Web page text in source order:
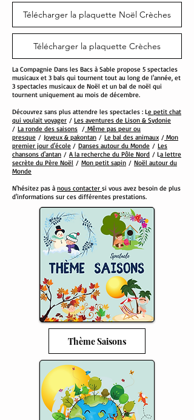
Télécharger la plaquette Noël Crèches
Télécharger la plaquette Crèches
La Compagnie Dans les Bacs à Sable propose 5 spectacles
musicaux et 3 bals qui tournent tout au long de l'année, et
3 spectacles musicaux de Noël et un bal de noël qui
tournent uniquement au mois de décembre.
Découvrez sans plus attendre les spectacles : Le petit chat
qui voulait voyager / Les aventures de Lison & Sydonie
/ La ronde des saisons / Même pas peur ou
presque / Joyeux & pakontan / Le bal des animaux / Mon
premier jour d'école / Danses autour du Monde / Les
chansons d'antan / A la recherche du Pôle Nord / La lettre
secrète du Père Noël / Mon petit sapin / Noël autour du
Monde
N'hésitez pas à nous contacter si vous avez besoin de plus
d'informations sur ces différentes prestations.
Thème Saisons